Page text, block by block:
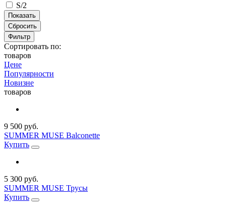
S/2
Сбросить
Фильтр
Сортировать по:
товаров
Цене
Популярности
Новизне
товаров
9 500 руб.
SUMMER MUSE Balconette
Купить
5 300 руб.
SUMMER MUSE Трусы
Купить